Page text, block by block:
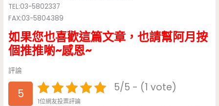
TEL:03-5802337
FAX:03-5804389
如果您也喜歡這篇文章，也請幫阿月按
個推推喲~感恩~
評論
5 5/5 - (1 vote)
1位網友投票評論